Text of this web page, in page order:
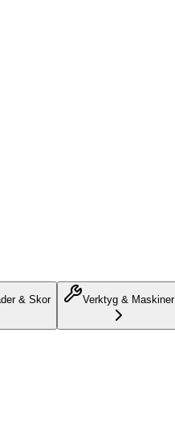
& Skor Verktyg & Maskiner